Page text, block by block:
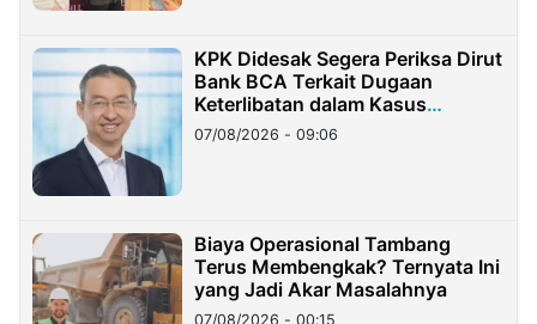
KPK Didesak Segera Periksa Dirut
Bank BCA Terkait Dugaan
Keterlibatan dalam Kasus
Hilangnya Dana Nasabah Rp2,58
Miliar
07/08/2026 - 09:06
Biaya Operasional Tambang
Terus Membengkak? Ternyata Ini
yang Jadi Akar Masalahnya
07/08/2026 - 00:15